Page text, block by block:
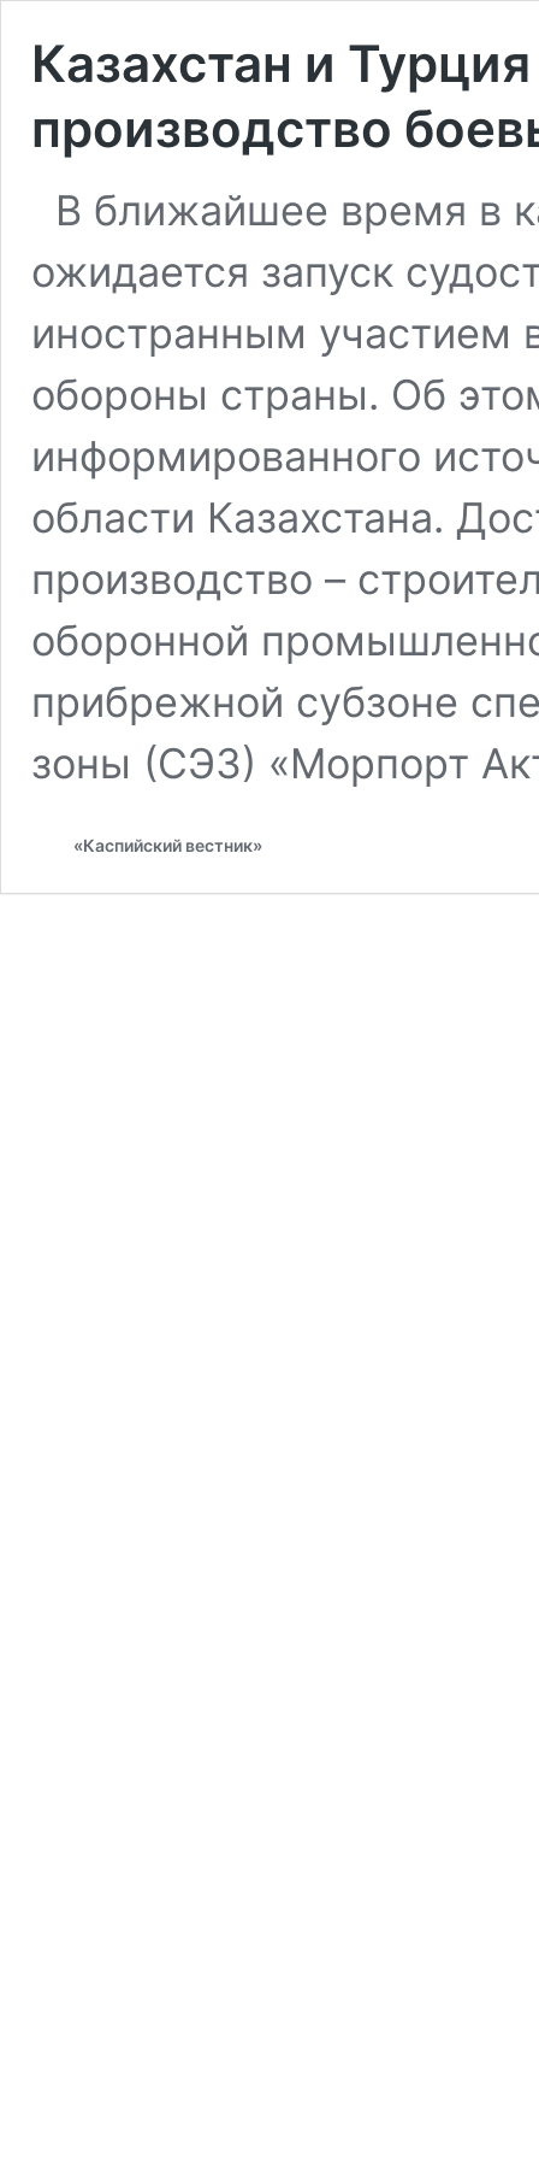
Казахстан и
производство
В ближайшее время в
ожидается запуск
иностранным участием
обороны страны. Об
информированного
области Казахстана.
производство –
оборонной
прибрежной субзоне
зоны (СЭЗ) «Морпорт
«Каспийский вестник»